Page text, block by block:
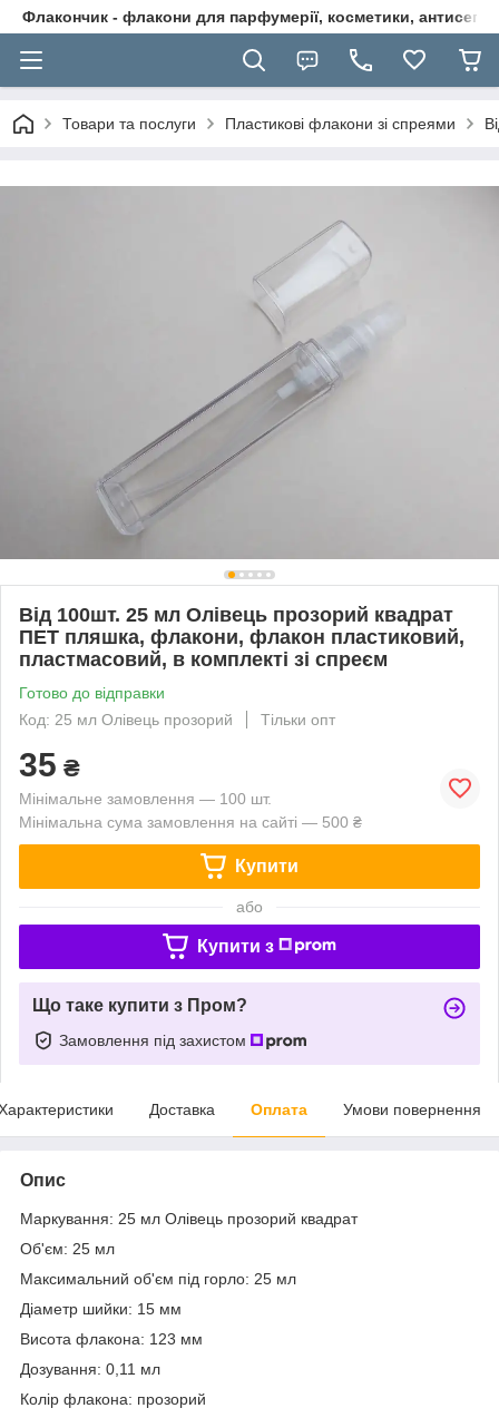
Флакончик - флакони для парфумерії, косметики,
Товари та послуги Пластикові флакони зі спреями
Від 100шт. 25 мл Олівець прозорий квадрат
ПЕТ пляшка, флакони, флакон пластиковий,
пластмасовий, в комплекті зі спреєм
Готово до відправки
Код: 25 мл Олівець прозорий
Тільки опт
35 ₴
Мінімальне замовлення — 100 шт.
Мінімальна сума замовлення на сайті — 500 ₴
Купити
або
Купити з
Що таке купити з Пром?
Замовлення під захистом
Доставка Оплата Умови повернення
Опис
Маркування: 25 мл Олівець прозорий квадрат
Об'єм: 25 мл
Максимальний об'єм під горло: 25 мл
Діаметр шийки: 15 мм
Висота флакона: 123 мм
Дозування: 0,11 мл
Колір флакона: прозорий